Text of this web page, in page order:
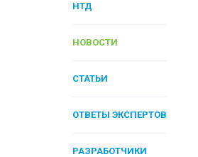
НТД
НОВОСТИ
СТАТЬИ
ОТВЕТЫ ЭКСПЕРТОВ
РАЗРАБОТЧИКИ